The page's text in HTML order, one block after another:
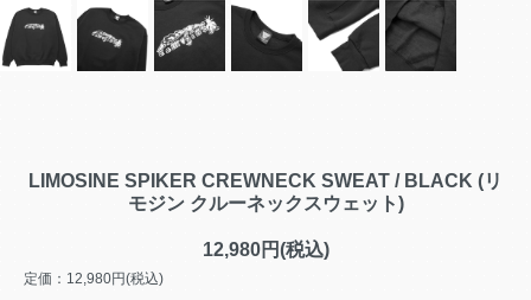
LIMOSINE SPIKER CREWNECK SWEAT / BLACK (リ
モジン クルーネックスウェット)
12,980円(税込)
定価：12,980円(税込)